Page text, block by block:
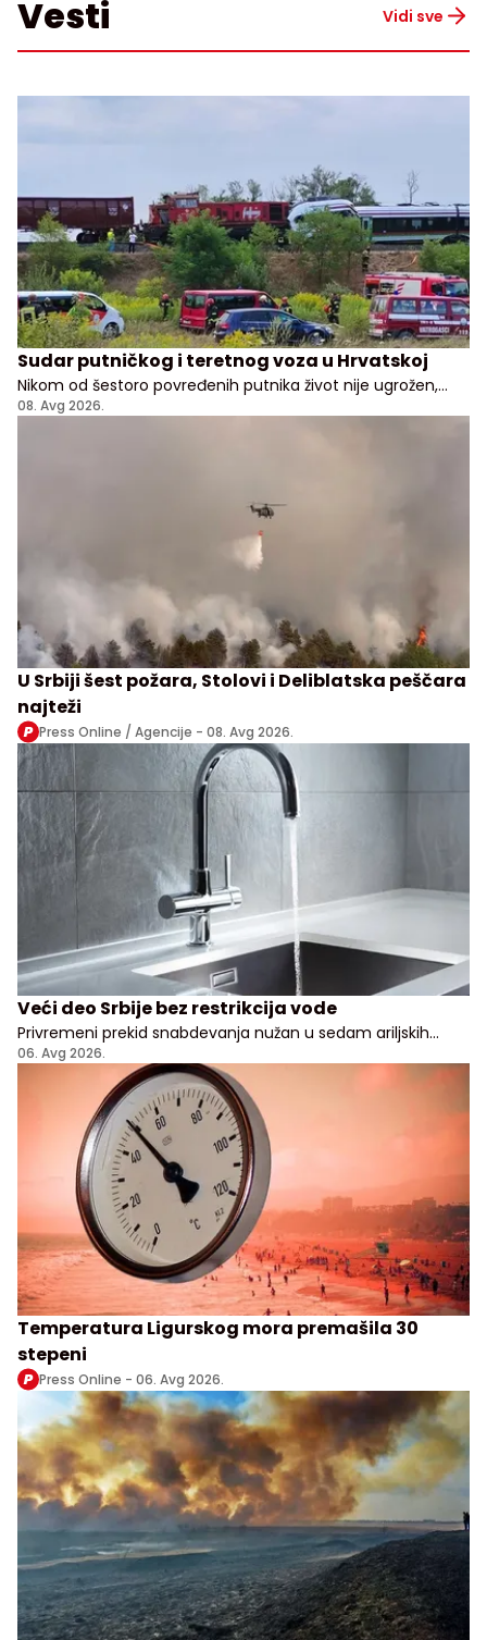
Vesti Vidi sve
Sudar putničkog i teretnog voza u Hrvatskoj
Nikom od šestoro povređenih putnika život nije ugrožen,
kažu lekari i predstavnici hrvatske vlade
08. Avg 2026.
U Srbiji šest požara, Stolovi i Deliblatska peščara
najteži
Press Online / Agencije - 08. Avg 2026.
Veći deo Srbije bez restrikcija vode
Privremeni prekid snabdevanja nužan u sedam ariljskih
naselja
06. Avg 2026.
Temperatura Ligurskog mora premašila 30
stepeni
Press Online - 06. Avg 2026.